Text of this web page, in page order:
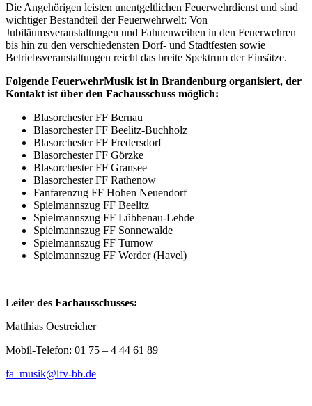
Die Angehörigen leisten unentgeltlichen Feuerwehrdienst und sind
wichtiger Bestandteil der Feuerwehrwelt: Von
Jubiläumsveranstaltungen und Fahnenweihen in den Feuerwehren
bis hin zu den verschiedensten Dorf- und Stadtfesten sowie
Betriebsveranstaltungen reicht das breite Spektrum der Einsätze.
Folgende FeuerwehrMusik ist in Brandenburg organisiert, der
Kontakt ist über den Fachausschuss möglich:
Blasorchester FF Bernau
Blasorchester FF Beelitz-Buchholz
Blasorchester FF Fredersdorf
Blasorchester FF Görzke
Blasorchester FF Gransee
Blasorchester FF Rathenow
Fanfarenzug FF Hohen Neuendorf
Spielmannszug FF Beelitz
Spielmannszug FF Lübbenau-Lehde
Spielmannszug FF Sonnewalde
Spielmannszug FF Turnow
Spielmannszug FF Werder (Havel)
Leiter des Fachausschusses:
Matthias Oestreicher
Mobil-Telefon: 01 75 – 4 44 61 89
fa_musik@lfv-bb.de